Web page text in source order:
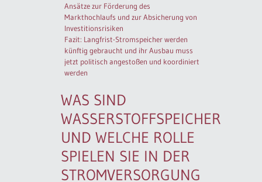
Ansätze zur Förderung des
Markthochlaufs und zur Absicherung von
Investitionsrisiken
Fazit: Langfrist-Stromspeicher werden
künftig gebraucht und ihr Ausbau muss
jetzt politisch angestoßen und koordiniert
werden
WAS SIND
WASSERSTOFFSPEICHER
UND WELCHE ROLLE
SPIELEN SIE IN DER
STROMVERSORGUNG